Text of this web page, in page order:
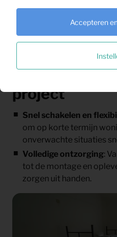
project
Snel schakelen en
om op korte termijn
onverwachte situaties
Volledige ontzorging:
tot de montage en
zorgen uit handen.
Accepteren